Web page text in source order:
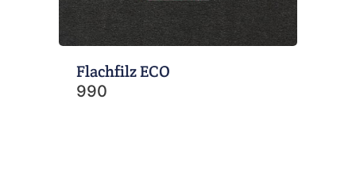
Flachfilz ECO
990